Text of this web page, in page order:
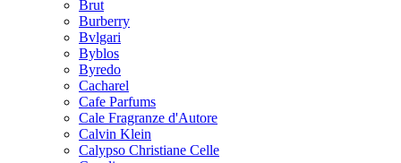
Brut
Burberry
Bvlgari
Byblos
Byredo
Cacharel
Cafe Parfums
Cale Fragranze d'Autore
Calvin Klein
Calypso Christiane Celle